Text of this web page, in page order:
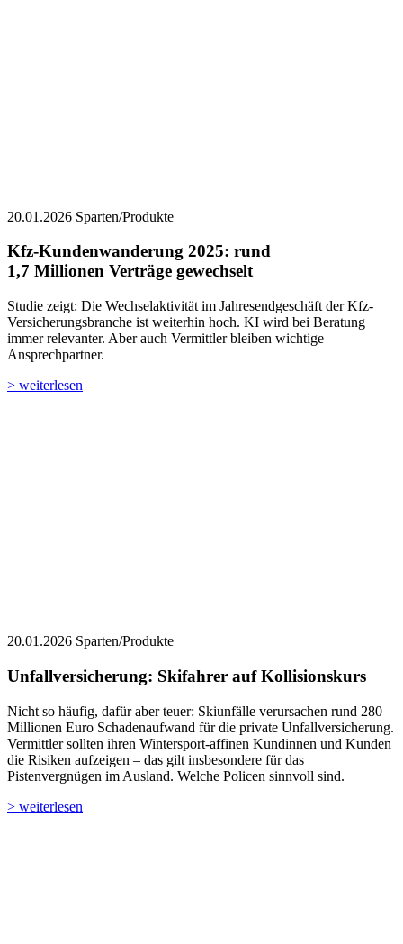
20.01.2026 Sparten/Produkte
Kfz-Kundenwanderung 2025: ­rund
1,7 Millionen Verträge gewechselt
Studie zeigt: Die Wechselaktivität im Jahresendgeschäft der Kfz-
Versicherungsbranche ist weiterhin hoch. KI wird bei Beratung
immer relevanter. Aber auch Vermittler bleiben wichtige
Ansprechpartner.
> weiterlesen
20.01.2026 Sparten/Produkte
Unfallversicherung: Skifahrer auf Kollisionskurs
Nicht so häufig, dafür aber teuer: Skiunfälle verursachen rund 280
Millionen Euro Schadenaufwand für die private Unfallversicherung.
Vermittler sollten ihren Wintersport-affinen Kundinnen und Kunden
die Risiken aufzeigen – das gilt insbesondere für das
Pistenvergnügen im Ausland. Welche Policen sinnvoll sind.
> weiterlesen